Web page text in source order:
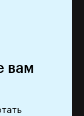
вам